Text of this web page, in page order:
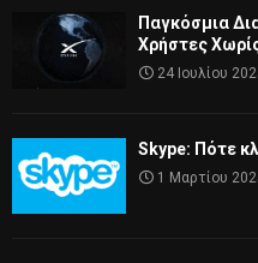
Παγκόσμια
Χρήστες
24 Ιουλίου
Skype: Πότε
1 Μαρτίου